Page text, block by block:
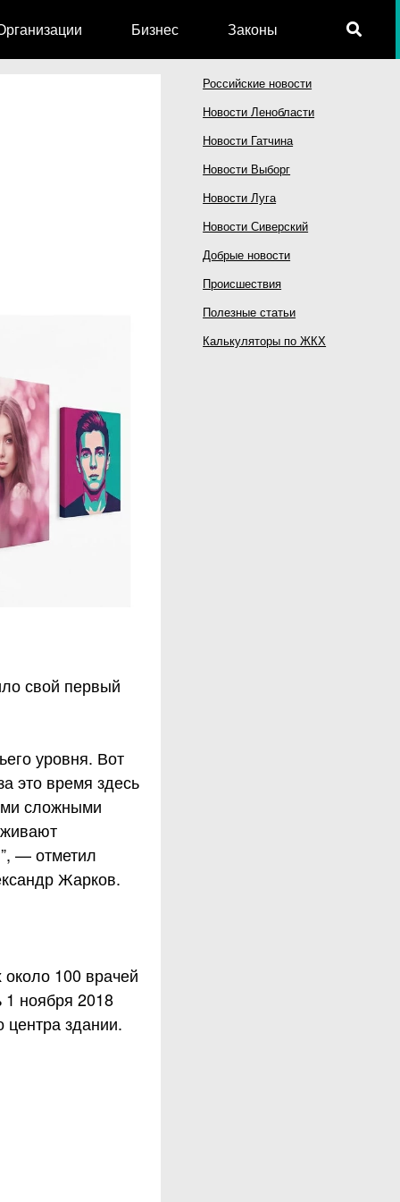
Бизнес Законы
свой первый
уровня. Вот
это время здесь
сложными
— отметил
Жарков.
100 врачей
1 ноября 2018
центра здании.
Российские новости
Новости Ленобласти
Новости Гатчина
Новости Выборг
Новости Луга
Новости Сиверский
Добрые новости
Происшествия
Полезные статьи
Калькуляторы по ЖКХ